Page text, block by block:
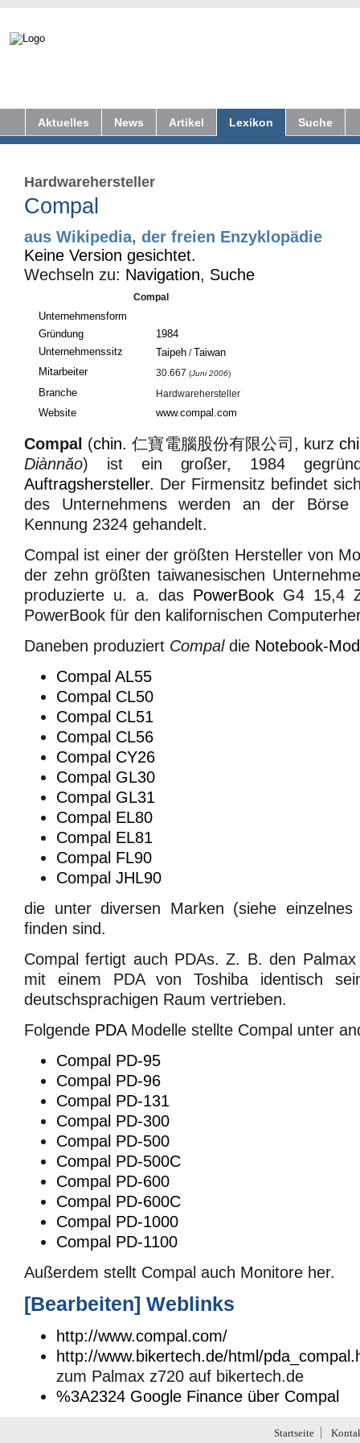
Aktuelles News Artikel Lexikon Suche
Hardwarehersteller
Compal
aus Wikipedia, der freien Enzyklopädie
Keine Version gesichtet.
Wechseln zu: Navigation, Suche
Compal
Unternehmensform
Gründung
1984
Unternehmenssitz
Taipeh/Taiwan
Mitarbeiter
30.667 (Juni 2006)
Branche Hardwarehersteller
Website www.compal.com
Compal (chin. 仁寶電腦股份有限公司 , kurz
Diànnǎo) ist ein großer, 1984
Auftragshersteller. Der Firmensitz befindet
des Unternehmens werden an der
Kennung 2324 gehandelt.
Compal ist einer der größten Hersteller von
der zehn größten taiwanesischen
produzierte u. a. das PowerBook G4 15,4
PowerBook für den kalifornischen
Daneben produziert Compaldie Notebook-
Compal AL55
Compal CL50
Compal CL51
Compal CL56
Compal CY26
Compal GL30
Compal GL31
Compal EL80
Compal EL81
Compal FL90
Compal JHL90
die unter diversen Marken (siehe
finden sind.
Compal fertigt auch PDAs. Z. B. den
mit einem PDA von Toshiba identisch
deutschsprachigen Raum vertrieben.
Folgende PDAModelle stellte Compal unter
Compal PD-95
Compal PD-96
Compal PD-131
Compal PD-300
Compal PD-500
Compal PD-500C
Compal PD-600
Compal PD-600C
Compal PD-1000
Compal PD-1100
Außerdem stellt Compal auch Monitore her.
[Bearbeiten] Weblinks
http://www.compal.com/
http://www.bikertech.de/html/
zum Palmax z720 auf bikertech.de
%3A2324 Google Finance über Compal
Startseite